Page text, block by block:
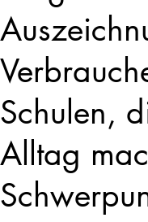
Schulen,
Alltag